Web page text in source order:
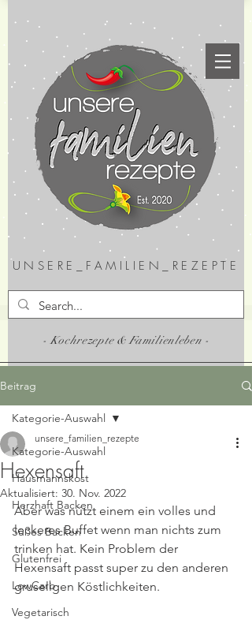
UNSERE_FAMILIEN_REZEPTE
- Kochrezepte & Familienleben -
Beitrag
Kategorie-Auswahl
Hausmannskost
Herzhaft Backen
Süßes Backen
Glutenfrei
LowCarb
Vegetarisch
Kategorie-Auswahl
Hexensaft
unsere_familien_rezepte
Aktualisiert: 30. Nov. 2022
Aber was nützt einem ein volles und
leckeres Buffet wenn man nichts zum
trinken hat. Kein Problem der
Hexensaft passt super zu den anderen
gruseligen Köstlichkeiten.